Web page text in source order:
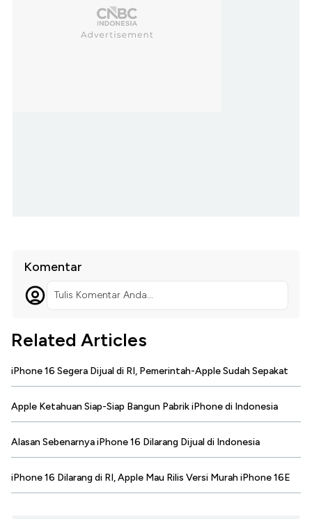
Komentar
Tulis Komentar Anda...
Related Articles
iPhone 16 Segera Dijual di RI, Pemerintah-Apple Sudah Sepakat
Apple Ketahuan Siap-Siap Bangun Pabrik iPhone di Indonesia
Alasan Sebenarnya iPhone 16 Dilarang Dijual di Indonesia
iPhone 16 Dilarang di RI, Apple Mau Rilis Versi Murah iPhone 16E